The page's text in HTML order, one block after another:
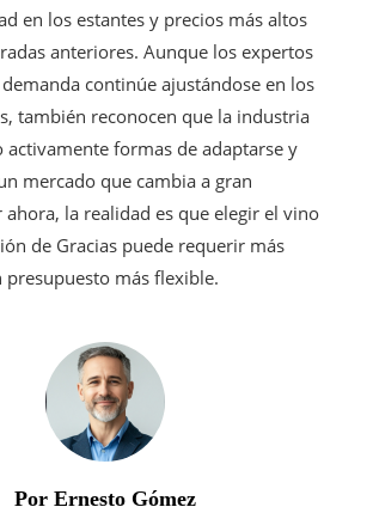
en los estantes y precios más altos
anteriores. Aunque los expertos
continúe ajustándose en los
también reconocen que la industria
activamente formas de adaptarse y
mercado que cambia a gran
ahora, la realidad es que elegir el vino
de Gracias puede requerir más
presupuesto más flexible.
Por Ernesto Gómez